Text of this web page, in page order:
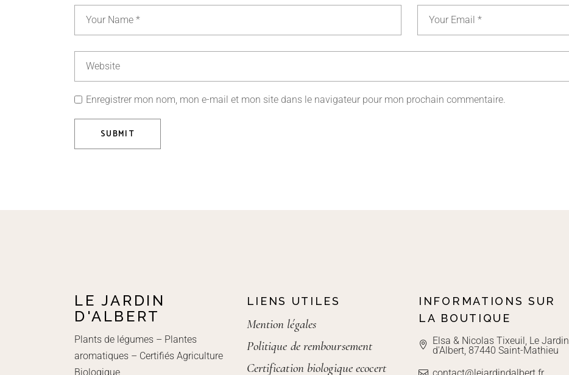
Enregistrer mon nom, mon e-mail et mon site dans le navigateur pour mon prochain commentaire.
SUBMIT
LE JARDIN
D'ALBERT
Plants de légumes – Plantes
aromatiques – Certifiés Agriculture
Biologique
LIENS UTILES
Mention légales
Politique de remboursement
Certification biologique ecocert
INFORMATIONS SUR
LA BOUTIQUE
Elsa & Nicolas Tixeuil, Le Jardin
d'Albert, 87440 Saint-Mathieu
contact@lejardindalbert.fr